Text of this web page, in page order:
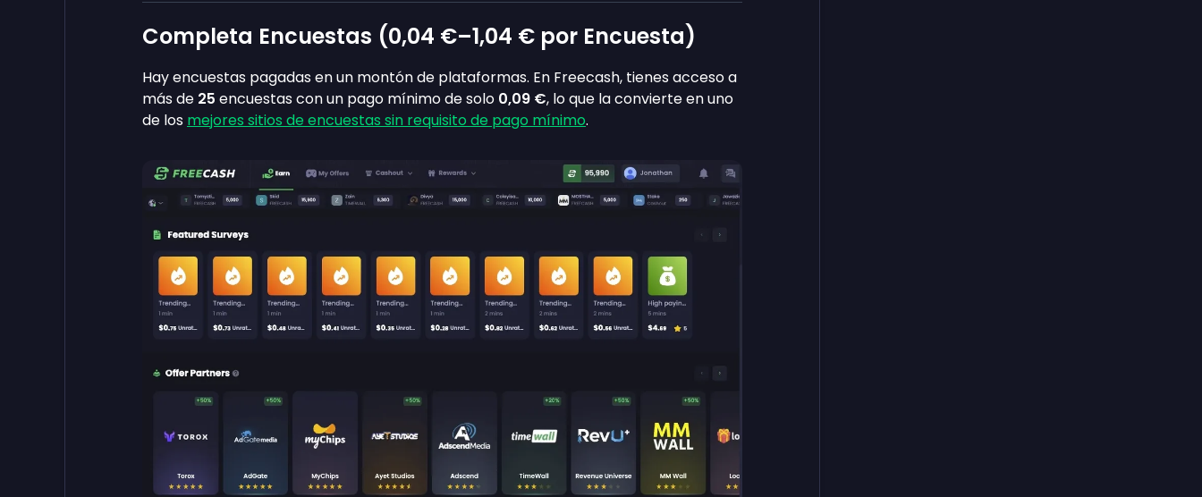
Completa Encuestas (0,04 €–1,04 € por Encuesta)
Hay encuestas pagadas en un montón de plataformas. En Freecash, tienes acceso a
más de 25 encuestas con un pago mínimo de solo 0,09 €, lo que la convierte en uno
de los mejores sitios de encuestas sin requisito de pago mínimo.